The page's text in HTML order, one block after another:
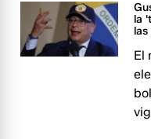
la
El